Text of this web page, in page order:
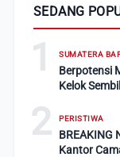
SEDANG
1 SUMATERA
Berpotensi
Kelok
2 PERISTIWA
BREAKING
Kantor